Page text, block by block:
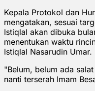
Kepala Protokol dan
mengatakan, sesuai
Istiqlal akan dibuka
menentukan waktu
Istiqlal Nasarudin Umar.
"Belum, belum ada
nanti terserah Imam